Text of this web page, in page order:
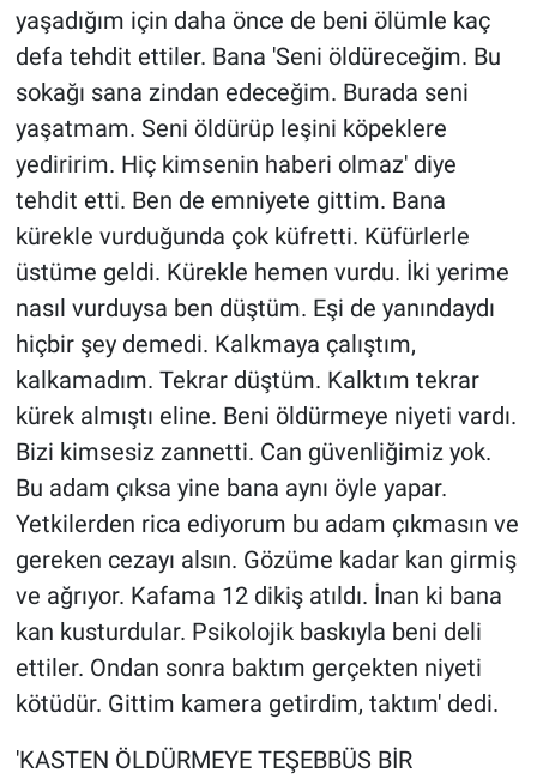
yaşadığım için daha önce de beni ölümle kaç
defa tehdit ettiler. Bana 'Seni öldüreceğim. Bu
sokağı sana zindan edeceğim. Burada seni
yaşatmam. Seni öldürüp leşini köpeklere
yediririm. Hiç kimsenin haberi olmaz' diye
tehdit etti. Ben de emniyete gittim. Bana
kürekle vurduğunda çok küfretti. Küfürlerle
üstüme geldi. Kürekle hemen vurdu. İki yerime
nasıl vurduysa ben düştüm. Eşi de yanındaydı
hiçbir şey demedi. Kalkmaya çalıştım,
kalkamadım. Tekrar düştüm. Kalktım tekrar
kürek almıştı eline. Beni öldürmeye niyeti vardı.
Bizi kimsesiz zannetti. Can güvenliğimiz yok.
Bu adam çıksa yine bana aynı öyle yapar.
Yetkilerden rica ediyorum bu adam çıkmasın ve
gereken cezayı alsın. Gözüme kadar kan girmiş
ve ağrıyor. Kafama 12 dikiş atıldı. İnan ki bana
kan kusturdular. Psikolojik baskıyla beni deli
ettiler. Ondan sonra baktım gerçekten niyeti
kötüdür. Gittim kamera getirdim, taktım' dedi.
'KASTEN ÖLDÜRMEYE TEŞEBBÜS BİR